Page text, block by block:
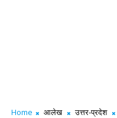
Home आलेख उत्तर-प्रदेश